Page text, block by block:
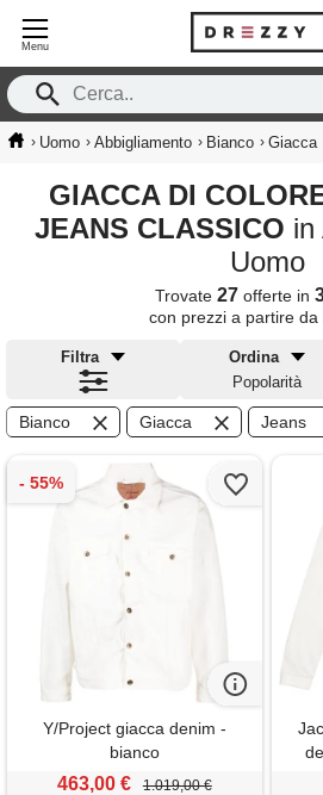
Menu
› Uomo › Abbigliamento › Bianco › Giacca
GIACCA DI COLORE BIANCO IN
JEANS CLASSICO in
Uomo
Trovate 27offerte in
con prezzi a partire da
Filtra
Ordina
Popolarità
Bianco Giacca Jeans
Y/Project giacca denim -
bianco
463,00 € 1.019,00 €